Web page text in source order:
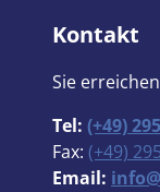
Kontakt
Sie
Tel: (+49)
Fax: (+49)
Email: